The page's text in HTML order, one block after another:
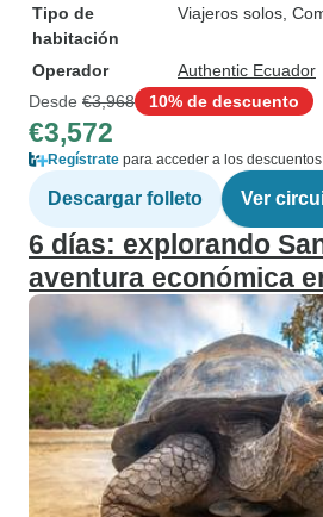
Tipo de
habitación
Viajeros solos,
Operador
Authentic Ecuador
Desde €3,968 10% de descuento
€3,572
Regístrate para acceder a los descuentos
Descargar folleto Ver
6 días: explorando
aventura económica